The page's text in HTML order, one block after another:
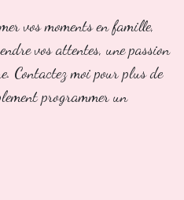
vos moments en famille,
vos attentes, une passion
Contactez moi pour plus de
programmer un